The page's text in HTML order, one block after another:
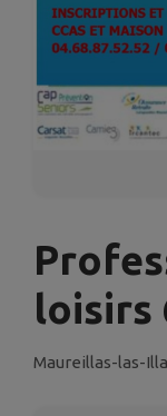
loisirs
Maureillas-las-